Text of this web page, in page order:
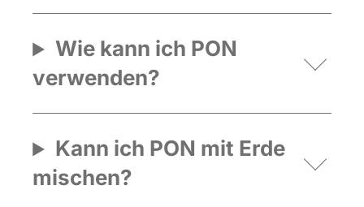
Wie kann ich PON
verwenden?
Kann ich PON mit Erde
mischen?